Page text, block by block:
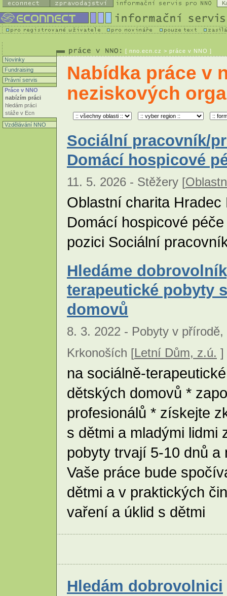
[ nno.ecn.cz > práce v NNO ]
Novinky
Fundraising
Právní servis
Práce v NNO
nabízím práci
hledám práci
stáže v Ecn
Vzdělávání NNO
Nabídka práce v
neziskových
Sociální pracovník/
Domácí hospicové
11. 5. 2026 - Stěžery [
Oblastní charita Hradec
Domácí hospicové
pozici Sociální
Hledáme
terapeutické pobyty
domovů
8. 3. 2022 - Pobyty v
Krkonoších [Letní Dům, z.ú.
na sociálně-
dětských domovů *
profesionálů * získejte
s dětmi a mladými lidmi
pobyty trvají 5-10 dnů a
Vaše práce bude
dětmi a v praktických
vaření a úklid s dětmi
Hledám dobrovolnici